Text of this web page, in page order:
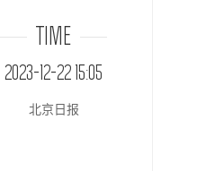
TIME
2023-12-22 15:05
北京日报